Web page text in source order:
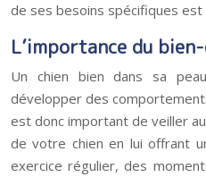
de ses besoins spécifiques est
L’importance du
Un chien bien dans sa
développer des
est donc important de veiller
de votre chien en lui offrant
exercice régulier, des